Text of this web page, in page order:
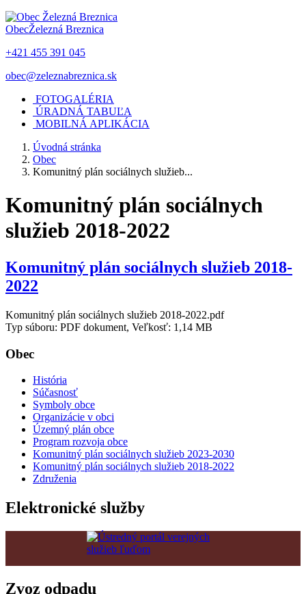
ObecŽelezná Breznica
+421 455 391 045
obec@zeleznabreznica.sk
FOTOGALÉRIA
ÚRADNÁ TABUĽA
MOBILNÁ APLIKÁCIA
Úvodná stránka
Obec
Komunitný plán sociálnych služieb...
Komunitný plán sociálnych
služieb 2018-2022
Komunitný plán sociálnych služieb 2018-
2022
Komunitný plán sociálnych služieb 2018-2022.pdf
Typ súboru: PDF dokument, Veľkosť: 1,14 MB
Obec
História
Súčasnosť
Symboly obce
Organizácie v obci
Územný plán obce
Program rozvoja obce
Komunitný plán sociálnych služieb 2023-2030
Komunitný plán sociálnych služieb 2018-2022
Združenia
Elektronické služby
Zvoz odpadu